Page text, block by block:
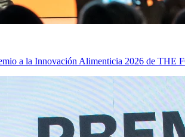
a la Innovación Alimenticia 2026 de